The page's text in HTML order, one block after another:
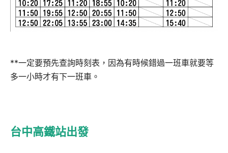
**一定要預先查詢時刻表，因為有時候錯過一班車就要等
多一小時才有下一班車。
台中高鐵站出發